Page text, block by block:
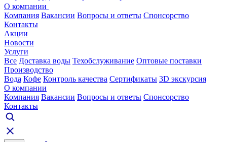
О компании
Компания Вакансии Вопросы и ответы Спонсорство
Контакты
Акции
Новости
Услуги
Все Доставка воды Техобслуживание Оптовые поставки
Производство
Вода Кофе Контроль качества Сертификаты 3D экскурсия
О компании
Компания Вакансии Вопросы и ответы Спонсорство
Контакты